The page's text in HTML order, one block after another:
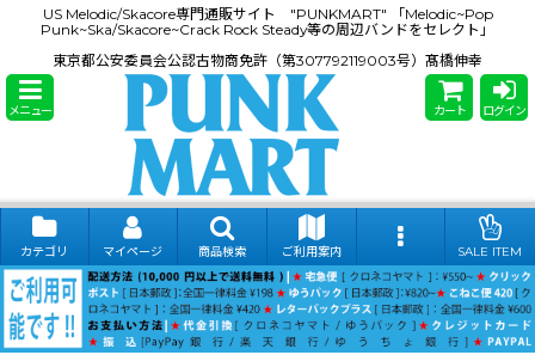
US Melodic/Skacore専門通販サイト "PUNKMART" 「Melodic~Pop
Punk~Ska/Skacore~Crack Rock Steady等の周辺バンドをセレクト」
東京都公安委員会公認古物商免許（第307792119003号）髙橋伸幸
メニュー カート ログイン
カテゴリ マイページ 商品検索 ご利用案内 SALE ITEM